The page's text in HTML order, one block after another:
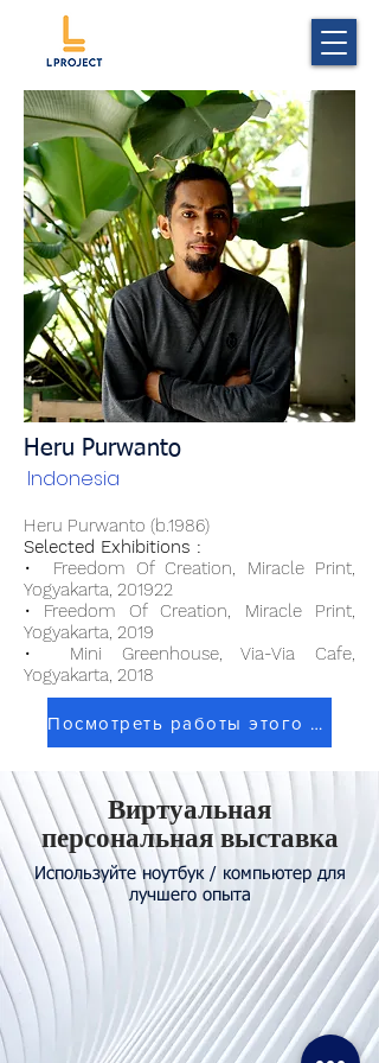
Heru Purwanto
Indonesia
Heru Purwanto (b.1986)
Selected Exhibitions :
• Freedom Of Creation, Miracle Print,
Yogyakarta, 201922
• Freedom Of Creation, Miracle Print,
Yogyakarta, 2019
• Mini Greenhouse, Via-Via Cafe,
Yogyakarta, 2018
Посмотреть работы этого художника
Виртуальная
персональная выставка
Используйте ноутбук / компьютер для
лучшего опыта